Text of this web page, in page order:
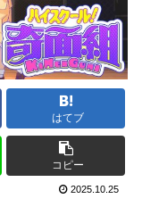
はてブ
コピー
2025.10.25